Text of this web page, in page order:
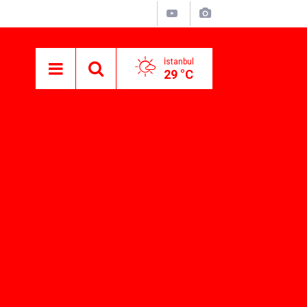
İstanbul
29 °C